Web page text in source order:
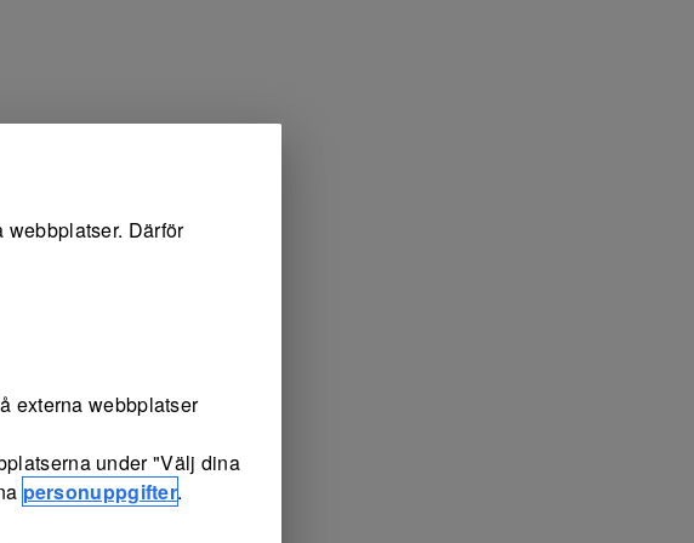
Därför
externa webbplatser
under "Välj dina
personuppgifter.